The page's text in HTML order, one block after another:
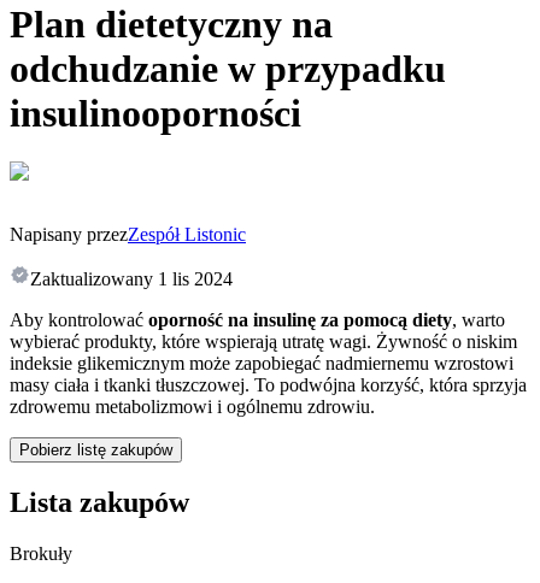
Plan dietetyczny na
odchudzanie w przypadku
insulinooporności
Napisany przezZespół Listonic
Zaktualizowany 1 lis 2024
Aby kontrolować oporność na insulinę za pomocą diety, warto
wybierać produkty, które wspierają utratę wagi. Żywność o niskim
indeksie glikemicznym może zapobiegać nadmiernemu wzrostowi
masy ciała i tkanki tłuszczowej. To podwójna korzyść, która sprzyja
zdrowemu metabolizmowi i ogólnemu zdrowiu.
Pobierz listę zakupów
Lista zakupów
Brokuły